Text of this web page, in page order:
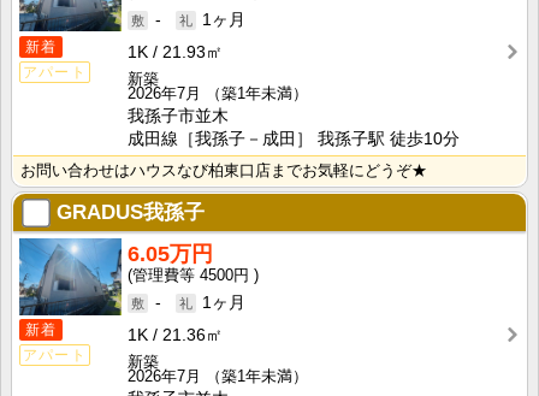
新着
アパート
-
1ヶ月
1K
21.93㎡
新築
2026年7月
（築1年未満）
我孫子市並木
成田線［我孫子－成田］ 我孫子駅 徒歩10分
お問い合わせはハウスなび柏東口店までお気軽にどうぞ★
GRADUS我孫子
新着
アパート
6.05万円
4500円
-
1ヶ月
1K
21.36㎡
新築
2026年7月
（築1年未満）